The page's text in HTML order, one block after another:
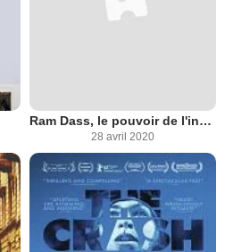
Ram Dass, le pouvoir de l'instant présent
28 avril 2020